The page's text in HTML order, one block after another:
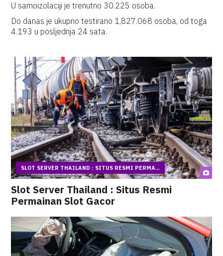
U samoizolaciji je trenutno 30.225 osoba.
Do danas je ukupno testirano 1,827.068 osoba, od toga
4.193 u posljednja 24 sata.
SLOT SERVER THAILAND : SITUS RESMI PERMA...
Slot Server Thailand : Situs Resmi
Permainan Slot Gacor